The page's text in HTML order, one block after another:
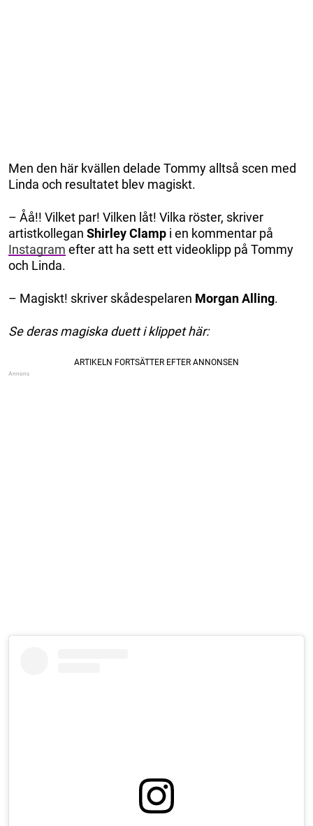
Men den här kvällen delade Tommy alltså scen med
Linda och resultatet blev magiskt.
– Åå!! Vilket par! Vilken låt! Vilka röster, skriver
artistkollegan Shirley Clamp i en kommentar på
Instagram efter att ha sett ett videoklipp på Tommy
och Linda.
– Magiskt! skriver skådespelaren Morgan Alling.
Se deras magiska duett i klippet här: